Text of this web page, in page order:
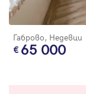
Габрово, Недевци
65 000